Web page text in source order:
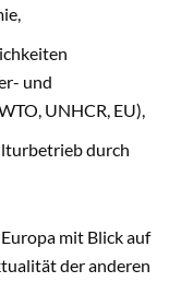
und
UNHCR, EU),
durch
mit Blick auf
der anderen